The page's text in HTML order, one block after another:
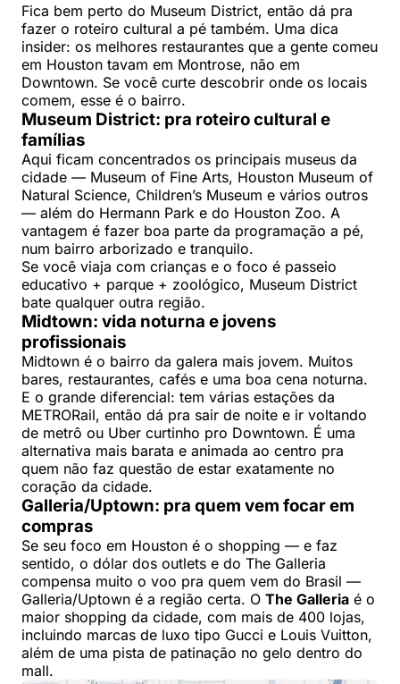
Fica bem perto do Museum District, então dá pra
fazer o roteiro cultural a pé também. Uma dica
insider: os melhores restaurantes que a gente comeu
em Houston tavam em Montrose, não em
Downtown. Se você curte descobrir onde os locais
comem, esse é o bairro.
Museum District: pra roteiro cultural e
famílias
Aqui ficam concentrados os principais museus da
cidade — Museum of Fine Arts, Houston Museum of
Natural Science, Children’s Museum e vários outros
— além do Hermann Park e do Houston Zoo. A
vantagem é fazer boa parte da programação a pé,
num bairro arborizado e tranquilo.
Se você viaja com crianças e o foco é passeio
educativo + parque + zoológico, Museum District
bate qualquer outra região.
Midtown: vida noturna e jovens
profissionais
Midtown é o bairro da galera mais jovem. Muitos
bares, restaurantes, cafés e uma boa cena noturna.
E o grande diferencial: tem várias estações da
METRORail, então dá pra sair de noite e ir voltando
de metrô ou Uber curtinho pro Downtown. É uma
alternativa mais barata e animada ao centro pra
quem não faz questão de estar exatamente no
coração da cidade.
Galleria/Uptown: pra quem vem focar em
compras
Se seu foco em Houston é o shopping — e faz
sentido, o dólar dos outlets e do The Galleria
compensa muito o voo pra quem vem do Brasil —
Galleria/Uptown é a região certa. O The Galleria é o
maior shopping da cidade, com mais de 400 lojas,
incluindo marcas de luxo tipo Gucci e Louis Vuitton,
além de uma pista de patinação no gelo dentro do
mall.